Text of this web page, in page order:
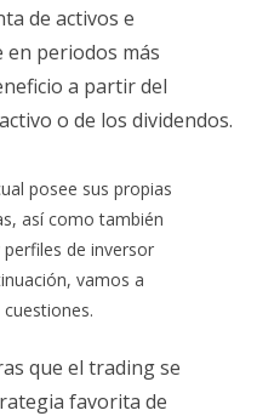
de activos e
periodos más
a partir del
o de los dividendos.
posee sus propias
así como también
de inversor
vamos a
que el trading se
favorita de